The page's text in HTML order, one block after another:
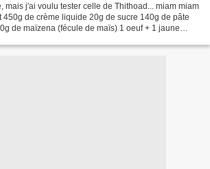
mais j'ai voulu tester celle de Thithoad... miam miam
450g de crème liquide 20g de sucre 140g de pâte
de maïzena (fécule de maïs) 1 oeuf + 1 jaune